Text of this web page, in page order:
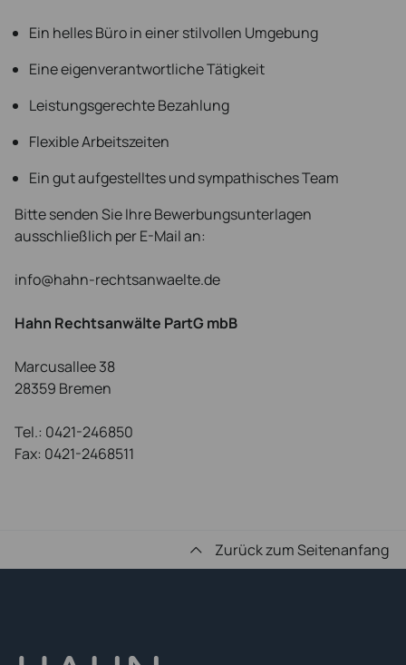
Ein helles Büro in einer stilvollen Umgebung
Eine eigenverantwortliche Tätigkeit
Leistungsgerechte Bezahlung
Flexible Arbeitszeiten
Ein gut aufgestelltes und sympathisches Team
Bitte senden Sie Ihre Bewerbungsunterlagen
ausschließlich per E-Mail an:
info@hahn-rechtsanwaelte.de
Hahn Rechtsanwälte PartG mbB
Marcusallee 38
28359 Bremen
Tel.: 0421-246850
Fax: 0421-2468511
Zurück zum Seitenanfang